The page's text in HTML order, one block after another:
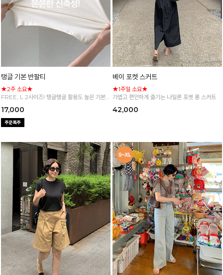
탱글 기본 반팔티
★2주 소요★
FREE, L 2사이즈! 탱글탱글 활용도 높은 기본
17,000
베이 포켓 스커트
★1주일 소요★
가볍고 편안하게 즐기는 나일론 포켓 롱 스커트
42,000